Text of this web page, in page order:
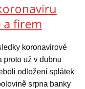
a firem
koronavirové
proto už v dubnu
odložení splátek
srpna banky